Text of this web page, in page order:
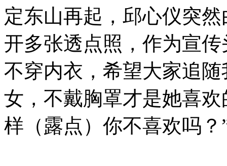
定东山再起，邱心仪突
开多张透点照，作为宣
不穿内衣，希望大家追
女，不戴胸罩才是她喜
样（露点）你不喜欢吗？